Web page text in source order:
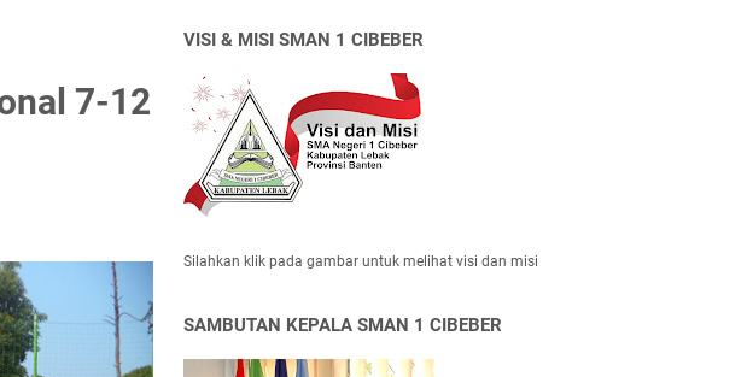
7-12
VISI & MISI SMAN 1 CIBEBER
Silahkan klik pada gambar untuk melihat visi dan misi
SAMBUTAN KEPALA SMAN 1 CIBEBER